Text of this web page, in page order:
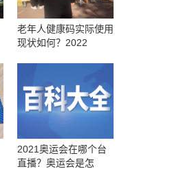
老年人健康码实际使用
现状如何？2022
2021奥运会在哪个台
直播？奥运会是怎